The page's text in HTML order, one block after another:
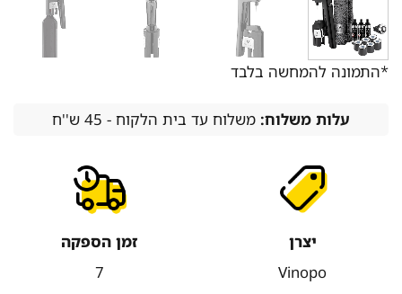
*התמונה להמחשה בלבד
עלות משלוח:משלוח עד בית הלקוח - 45 ש''ח
יצרן
Vinopo
זמן הספקה